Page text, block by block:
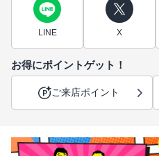
LINE X
お得にポイントゲット！
ご来店ポイント